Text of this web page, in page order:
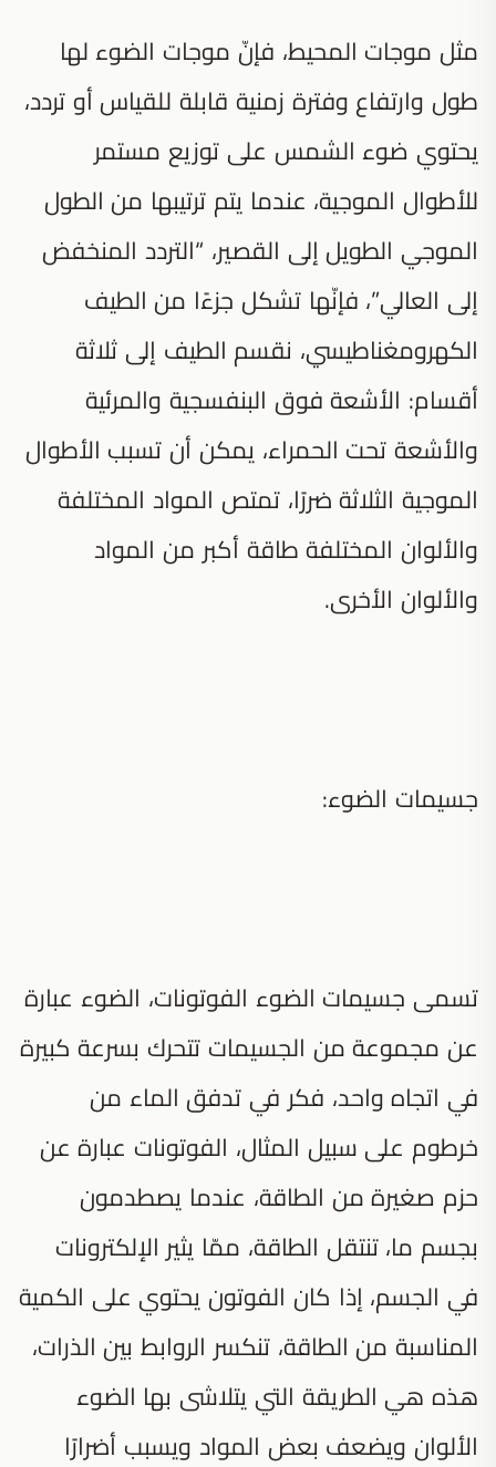
مثل موجات المحيط، فإنّ موجات الضوء لها
طول وارتفاع وفترة زمنية قابلة للقياس أو تردد،
يحتوي ضوء الشمس على توزيع مستمر
للأطوال الموجية، عندما يتم ترتيبها من الطول
الموجي الطويل إلى القصير، “التردد المنخفض
إلى العالي”، فإنّها تشكل جزءًا من الطيف
الكهرومغناطيسي، نقسم الطيف إلى ثلاثة
أقسام: الأشعة فوق البنفسجية والمرئية
والأشعة تحت الحمراء، يمكن أن تسبب الأطوال
الموجية الثلاثة ضررًا، تمتص المواد المختلفة
والألوان المختلفة طاقة أكبر من المواد
والألوان الأخرى.
جسيمات الضوء:
تسمى جسيمات الضوء الفوتونات، الضوء عبارة
عن مجموعة من الجسيمات تتحرك بسرعة كبيرة
في اتجاه واحد، فكر في تدفق الماء من
خرطوم على سبيل المثال، الفوتونات عبارة عن
حزم صغيرة من الطاقة، عندما يصطدمون
بجسم ما، تنتقل الطاقة، ممّا يثير الإلكترونات
في الجسم، إذا كان الفوتون يحتوي على الكمية
المناسبة من الطاقة، تنكسر الروابط بين الذرات،
هذه هي الطريقة التي يتلاشى بها الضوء
الألوان ويضعف بعض المواد ويسبب أضرارًا